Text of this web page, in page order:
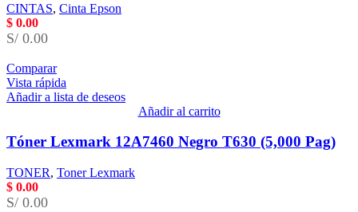
CINTAS, Cinta Epson
$ 0.00
S/ 0.00
Comparar
Vista rápida
Añadir a lista de deseos
Añadir al carrito
Tóner Lexmark 12A7460 Negro T630 (5,000 Pag)
TONER, Toner Lexmark
$ 0.00
S/ 0.00